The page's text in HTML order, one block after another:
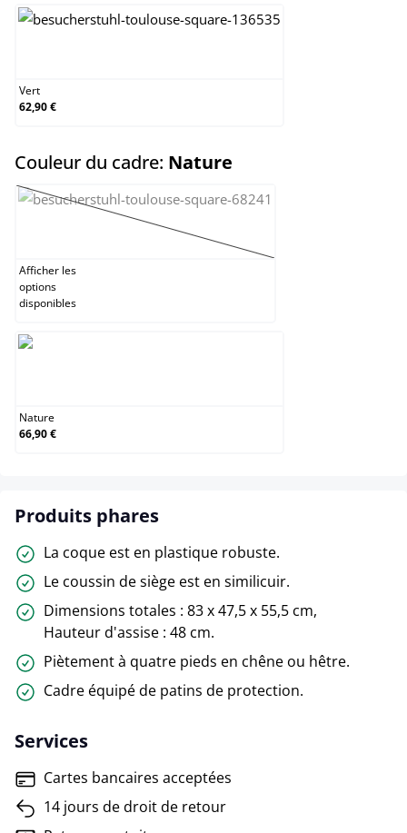
Vert
62,90 €
Couleur du cadre: Nature
Gris
(Cette option n'est pas disponible pour le
Afficher les
options
disponibles
Nature
66,90 €
Produits phares
La coque est en plastique robuste.
Le coussin de siège est en similicuir.
Dimensions totales : 83 x 47,5 x 55,5 cm,
Hauteur d'assise : 48 cm.
Piètement à quatre pieds en chêne ou hêtre.
Cadre équipé de patins de protection.
Services
Cartes bancaires acceptées
14 jours de droit de retour